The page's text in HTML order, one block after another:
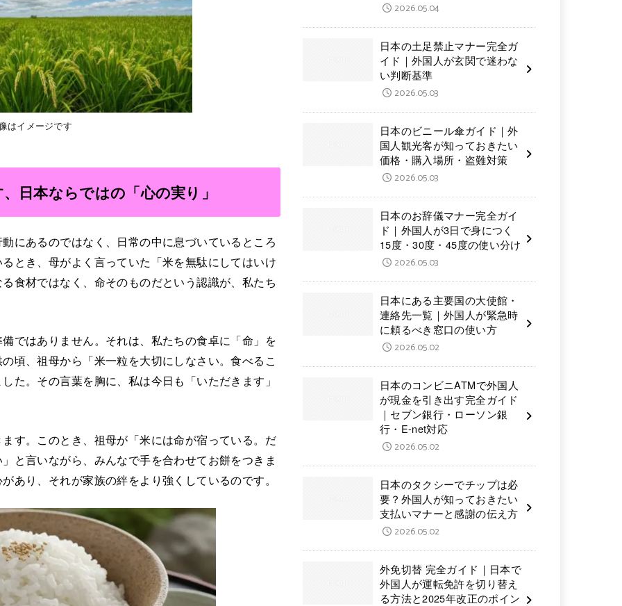
はイメージです
日本ならではの「心の実り」
にあるのではなく、日常の中に息づいているところ
とき、母がよく言っていた「米を無駄にしてはいけ
食材ではなく、命そのものだという認識が、私たち
ではありません。それは、私たちの食卓に「命」を
頃、祖母から「米一粒を大切にしなさい。食べるこ
た。その言葉を胸に、私は今日も「いただきます」
す。このとき、祖母が「米には命が宿っている。だ
と言いながら、みんなで手を合わせてお餅をつきま
あり、それが家族の絆をより強くしているのです。
2026.05.04
日本の土足禁止マナー完全ガ
イド｜外国人が玄関で迷わな
い判断基準
2026.05.03
日本のビニール傘ガイド｜外
国人観光客が知っておきたい
価格・購入場所・盗難対策
2026.05.03
日本のお辞儀マナー完全ガイ
ド｜外国人が3日で身につく
15度・30度・45度の使い分け
2026.05.03
日本にある主要国の大使館・
連絡先一覧｜外国人が緊急時
に頼るべき窓口の使い方
2026.05.02
日本のコンビニATMで外国人
が現金を引き出す完全ガイド
｜セブン銀行・ローソン銀
行・E-net対応
2026.05.02
日本のタクシーでチップは必
要？外国人が知っておきたい
支払いマナーと感謝の伝え方
2026.05.02
外免切替 完全ガイド｜日本で
外国人が運転免許を切り替え
る方法と2025年改正のポイン